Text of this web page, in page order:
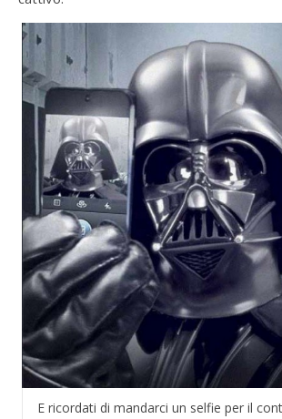
E ricordati di mandarci un selfie per il